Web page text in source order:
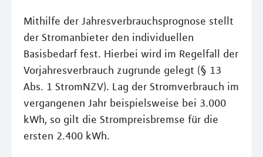
Mithilfe der Jahresverbrauchsprognose stellt
der Stromanbieter den individuellen
Basisbedarf fest. Hierbei wird im Regelfall der
Vorjahresverbrauch zugrunde gelegt (§ 13
Abs. 1 StromNZV). Lag der Stromverbrauch im
vergangenen Jahr beispielsweise bei 3.000
kWh, so gilt die Strompreisbremse für die
ersten 2.400 kWh.